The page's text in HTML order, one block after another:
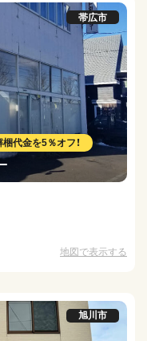
帯広市
代金を5％オフ！
地図で表示する
旭川市